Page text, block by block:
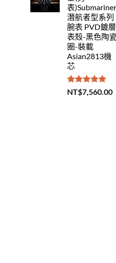
表)Submariner
潛航者型系列
腕表 PVD鍍層
表殼-黑色陶瓷
圈-裝載
Asian2813機
芯
評分 5.00
滿分 5
NT$7,560.00